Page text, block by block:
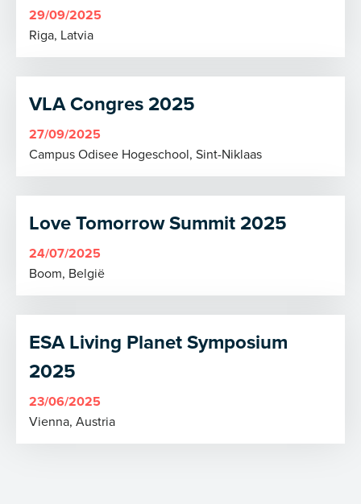
29/09/2025
Riga, Latvia
VLA Congres 2025
27/09/2025
Campus Odisee Hogeschool, Sint-Niklaas
Love Tomorrow Summit 2025
24/07/2025
Boom, België
ESA Living Planet Symposium
2025
23/06/2025
Vienna, Austria